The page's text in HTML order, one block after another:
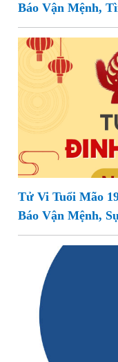
Báo Vận Mệnh,
Tử Vi Tuổi Mão
Báo Vận Mệnh,